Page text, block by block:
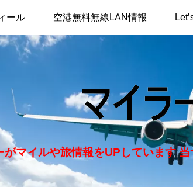
がマイルや旅情報をUPしています
ール 空港無料無線LAN情報